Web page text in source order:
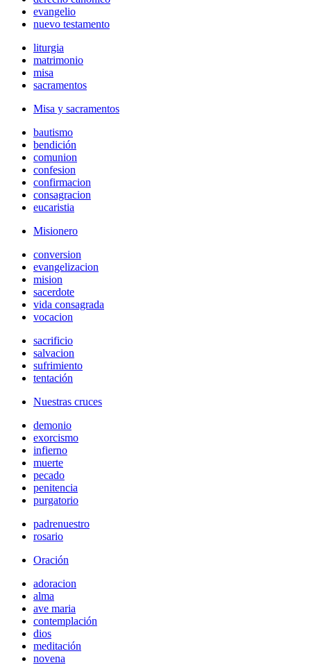
evangelio
nuevo testamento
liturgia
matrimonio
misa
sacramentos
Misa y sacramentos
bautismo
bendición
comunion
confesion
confirmacion
consagracion
eucaristia
Misionero
conversion
evangelizacion
mision
sacerdote
vida consagrada
vocacion
sacrificio
salvacion
sufrimiento
tentación
Nuestras cruces
demonio
exorcismo
infierno
muerte
pecado
penitencia
purgatorio
padrenuestro
rosario
Oración
adoracion
alma
ave maria
contemplación
dios
meditación
novena